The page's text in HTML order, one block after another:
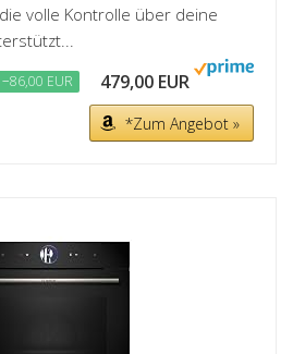
volle Kontrolle über deine
−86,00 EUR 479,00 EUR
*Zum Angebot »